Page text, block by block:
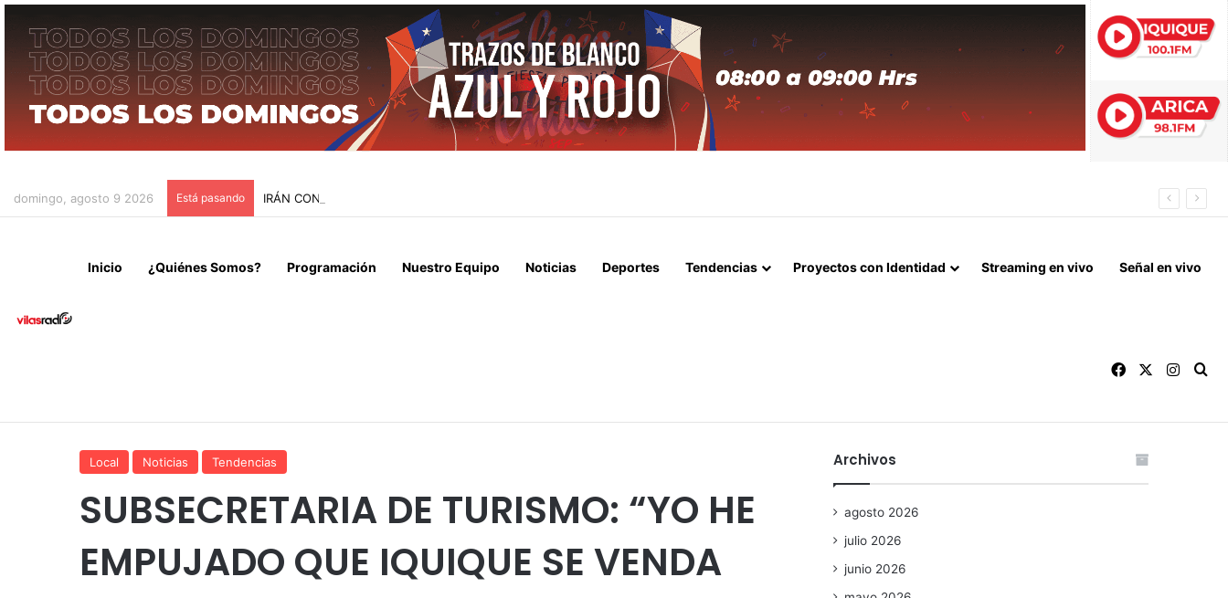
domingo, agosto 9 2026 Está pasando IRÁN CONDICIONA LA REAPERTURA DEL ESTRECHO DE ORMUZ Y EXIGE A ESTADOS UNIDOS EL FIN DEL BLOQUEO Y REPARACIONES DE GUERRA
Inicio ¿Quiénes Somos? Programación Nuestro Equipo Noticias Deportes Tendencias Proyectos con Identidad Streaming en vivo Señal en vivo
Facebook
Local Noticias Tendencias
SUBSECRETARIA DE TURISMO: “YO HE
EMPUJADO QUE IQUIQUE SE VENDA
Archivos
agosto 2026
julio 2026
junio 2026